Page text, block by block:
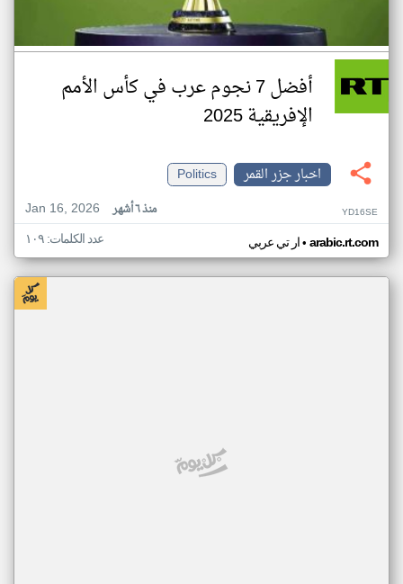
أفضل 7 نجوم عرب في كأس الأمم
الإفريقية 2025
اخبار جزر القمر
Politics
Jan 16, 2026
منذ ٦ أشهر YD16SE
ار تي عربي• arabic.rt.com عدد الكلمات: ١٠٩